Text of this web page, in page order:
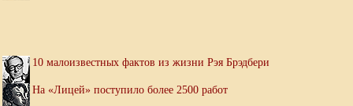
10 малоизвестных фактов из жизни Рэя Брэдбери
На «Лицей» поступило более 2500 работ